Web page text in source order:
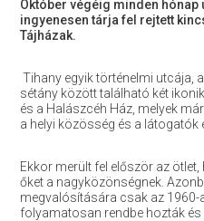
Október végéig minden
ingyenesen tárja fel rejtett
Tájházak.
Tihany egyik történelmi utcája,
sétány között található két
és a Halászcéh Ház, melyek
a helyi közösség és a látogatók
Ekkor merült fel először az
őket a nagyközönségnek.
megvalósítására csak az 1960-
folyamatosan rendbe hozták és